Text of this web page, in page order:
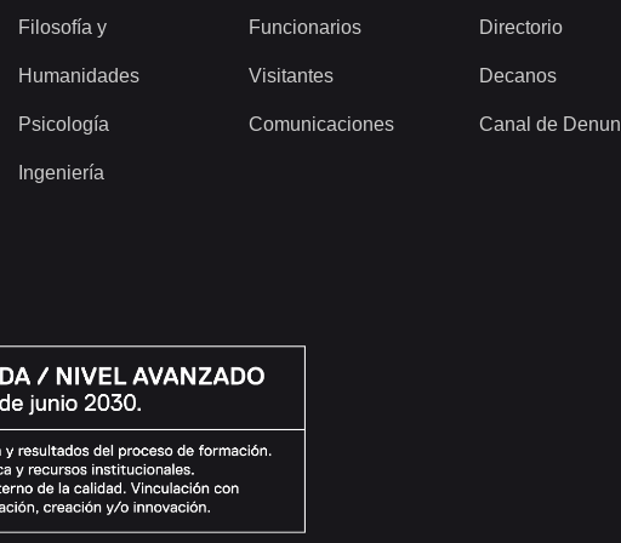
Filosofía y
Humanidades
Psicología
Ingeniería
Funcionarios
Visitantes
Comunicaciones
Directorio
Decanos
Canal de